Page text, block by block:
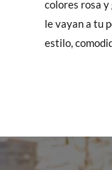
colores rosa y
le vayan a tu
estilo,